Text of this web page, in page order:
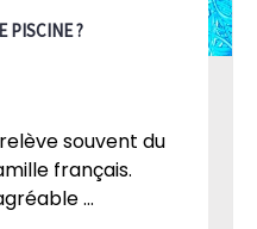
PISCINE ?
souvent du
français.
...